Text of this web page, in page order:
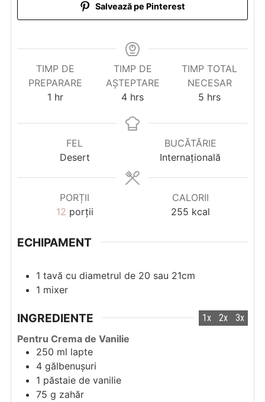
Salvează pe Pinterest
TIMP DE
PREPARARE
1 hour
hr
TIMP DE
AȘTEPTARE
4hours
hrs
TIMP TOTAL
NECESAR
5 hours
hrs
FEL
Desert
BUCĂTĂRIE
Internațională
PORȚII
12 porții
CALORII
255 kcal
ECHIPAMENT
1 tavă cu diametrul de 20 sau 21cm
1 mixer
INGREDIENTE 1x 2x 3x
Pentru Crema de Vanilie
250 ml lapte
4 gălbenușuri
1 păstaie de vanilie
75 g zahăr